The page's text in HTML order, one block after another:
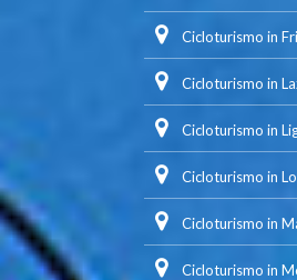
Cicloturismo in
Cicloturismo in
Cicloturismo in
Cicloturismo in
Cicloturismo in
Cicloturismo in